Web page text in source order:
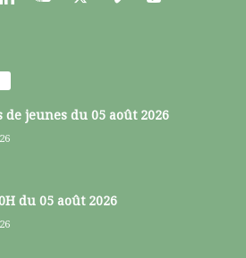
de jeunes du 05 août 2026
du 05 août 2026